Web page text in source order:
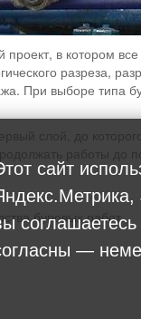
в котором
разреза,
При выборе типа
слой, до
работы до
буровых работ.
сайт
соглашаетесь
—